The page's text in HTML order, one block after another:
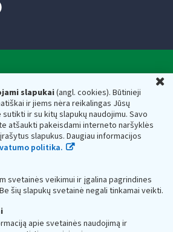
slapukai(angl. cookies). Būtinieji
ir jiems nėra reikalingas Jūsų
ir su kitų slapukų naudojimu. Savo
atšaukti pakeisdami interneto naršyklės
slapukus. Daugiau informacijos
politika.
svetainės veikimui ir įgalina pagrindines
šių slapukų svetainė negali tinkamai veikti.
apie svetainės naudojimą ir
ministerijos
asmens kodas — 188659752,
g. 14, 01107 Vilnius, Lietuva, el.paštas:
dėžutės adresas 188659752
mokesčių inspekciją prie Lietuvos
kaupiami ir saugomi Juridinių